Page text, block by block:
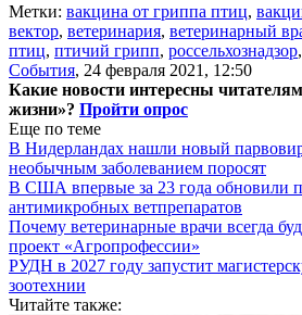
Метки: вакцина от гриппа птиц,
вектор, ветеринария, ветеринарный
птиц, птичий грипп, россельхознадзор,
События, 24 февраля 2021, 12:50
Какие новости интересны
жизни»? Пройти опрос
Еще по теме
В Нидерландах нашли новый
необычным заболеванием поросят
В США впервые за 23 года обновили
антимикробных ветпрепаратов
Почему ветеринарные врачи всегда
проект «Агропрофессии»
РУДН в 2027 году запустит
зоотехнии
Читайте также: